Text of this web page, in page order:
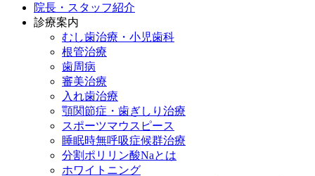
院長・スタッフ紹介
診療案内
むし歯治療・小児歯科
根管治療
歯周病
審美治療
入れ歯治療
顎関節症・歯ぎしり治療
スポーツマウスピース
睡眠時無呼吸症候群治療
分割ポリリン酸Naとは
ホワイトニング